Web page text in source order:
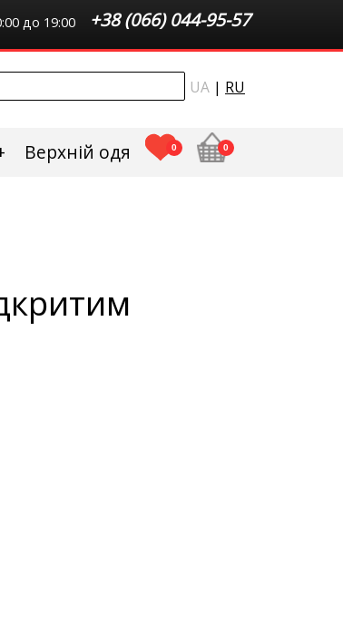
+38 (066) 044-95-57
до 19:00
UA | RU
Верхній одяг плюс сайз
0 0